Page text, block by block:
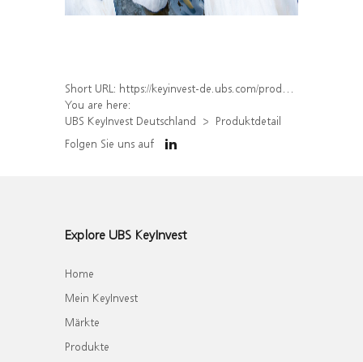
Short URL: https://keyinvest-de.ubs.com/produkt/detail/index/isin/DE000WA4YRB5
You are here:
UBS KeyInvest Deutschland
Produktdetail
Folgen Sie uns auf
Explore UBS KeyInvest
Home
Mein KeyInvest
Märkte
Produkte